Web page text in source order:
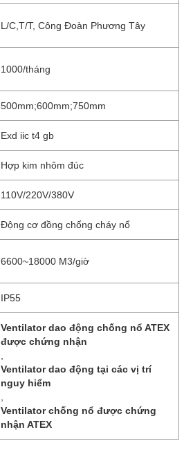
L/C,T/T, Công Đoàn Phương Tây
1000/tháng
500mm;600mm;750mm
Exd iic t4 gb
Hợp kim nhôm đúc
110V/220V/380V
Động cơ đồng chống cháy nổ
6600~18000 M3/giờ
IP55
Ventilator dao động chống nổ ATEX
được chứng nhận
Ventilator dao động tại các vị trí
nguy hiểm
Ventilator chống nổ được chứng
nhận ATEX